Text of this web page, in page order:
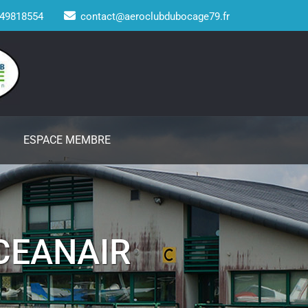
contact@aeroclubdubocage79.fr
ESPACE MEMBRE